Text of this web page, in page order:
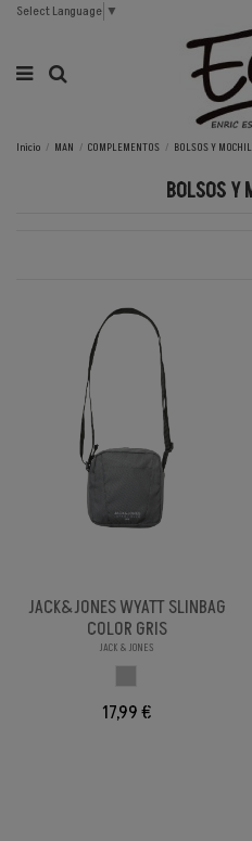
Select Language ▼
Inicio MAN COMPLEMENTOS BOLSOS Y
BOLSOS Y
JACK&JONES WYATT SLINBAG
COLOR GRIS
JACK & JONES
17,99 €